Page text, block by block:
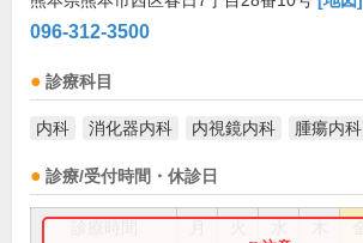
096-312-3500
診療科目
内科 消化器内科 内視鏡内科 腫瘍内科
診療/受付時間・休診日